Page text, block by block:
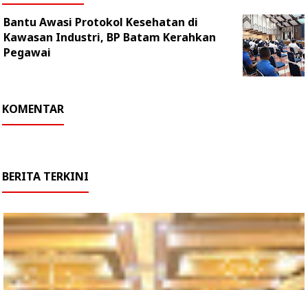
Bantu Awasi Protokol Kesehatan di
Kawasan Industri, BP Batam Kerahkan
Pegawai
KOMENTAR
BERITA TERKINI